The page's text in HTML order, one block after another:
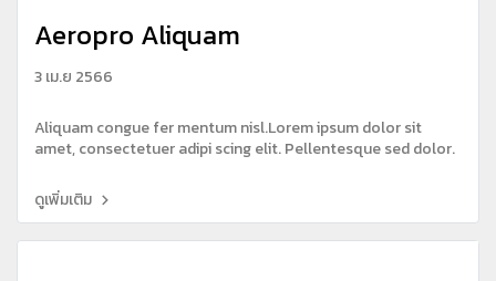
Aeropro Aliquam
3 เม.ย 2566
Aliquam congue fer mentum nisl.Lorem ipsum dolor sit
amet, consectetuer adipi scing elit. Pellentesque sed dolor.
ดูเพิ่มเติม